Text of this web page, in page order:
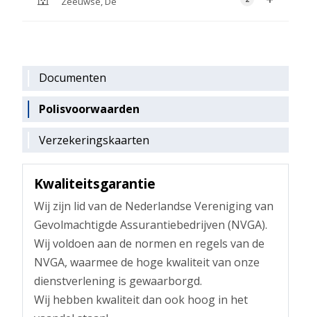
Documenten
Polisvoorwaarden
Verzekeringskaarten
Kwaliteitsgarantie
Wij zijn lid van de Nederlandse Vereniging van
Gevolmachtigde Assurantiebedrijven (NVGA).
Wij voldoen aan de normen en regels van de
NVGA, waarmee de hoge kwaliteit van onze
dienstverlening is gewaarborgd.
Wij hebben kwaliteit dan ook hoog in het